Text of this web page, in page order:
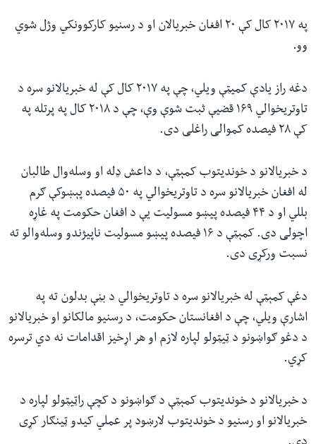
په ۲۰۱۷ کال کې ۲۰ افغان خبریالان او د رسنیو کارکوونکي وژل شوي
وو.
دغه راز یادې کمیټې ویلي، چې په ۲۰۱۷ کال کې له خبریالانو سره د
تاوتریخوالي ۱۶۹ قضیې ثبت شوې وې، چې د ۲۰۱۸ کال په پرتله په
کې ۲۸ فیصده کموالی راغلی دی.
د خبریالانو د خوندیتوب کمېټې، د داعش ډله او وسله‌وال طالبان
له افغان خبریالانو سره د تاوتریخوالي په ۵۰ فیصده پېښوکې ګرم
بللي او د ۴۴ فیصده پيښو مسولیت یې د افغان حکومت په غاړه
اچولی دی. کمېټې د ۱۶ فیصده پيښو مسولیت ناپیژندو وسله‌والو ته
نسبت ورکړی دی.
دغې کمېټې له خبریالانو سره د تاوتریخوالي د بڼې بدلون ته په
اشارې ویلي، چې د افغانستان حکومت، د رسنیو مالکانو او خبریالانو
د دغو ګواښونو د ټيټولو لپاره لازم او هر اړخیز اقدامات نه دي ترسره
کړي.
د خبریالانو د خوندیتوب کمېټې د ګواښونو د کچې راټيټولو لپاره د
خبریالانو او رسنیو د خوندیتوب لارښود پر عملي کیدو ټینګار کړی